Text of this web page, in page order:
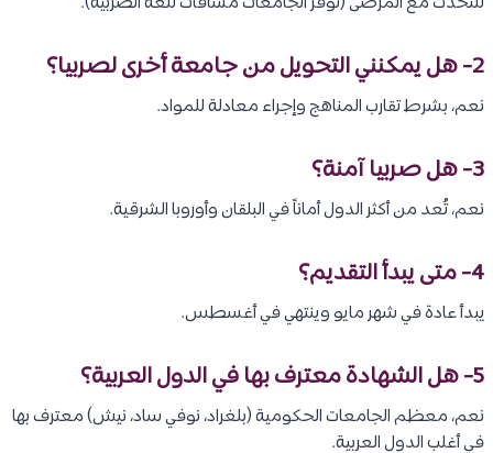
2- هل يمكنني التحويل من جامعة أخرى لصربيا؟
نعم، بشرط تقارب المناهج وإجراء معادلة للمواد.
3- هل صربيا آمنة؟
نعم، تُعد من أكثر الدول أماناً في البلقان وأوروبا الشرقية.
4- متى يبدأ التقديم؟
يبدأ عادة في شهر مايو وينتهي في أغسطس.
5- هل الشهادة معترف بها في الدول العربية؟
نعم، معظم الجامعات الحكومية (بلغراد، نوفي ساد، نيش) معترف بها
في أغلب الدول العربية.